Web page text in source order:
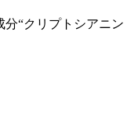
“クリプトシアニン